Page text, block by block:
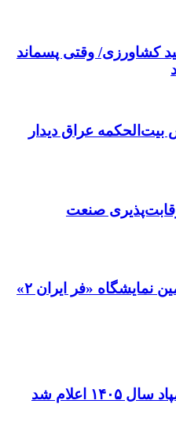
کشاورزی/ وقتی پسماند
بیت‌الحکمه عراق دیدار
صنعت
تمدید مهلت ثبت‌نام دومین نمایشگاه «فر ایران ۲»
اعلام شد